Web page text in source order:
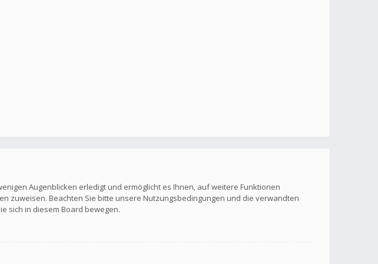
Augenblicken erledigt und ermöglicht es Ihnen, auf weitere Funktionen
zuweisen. Beachten Sie bitte unsere Nutzungsbedingungen und die verwandten
sich in diesem Board bewegen.